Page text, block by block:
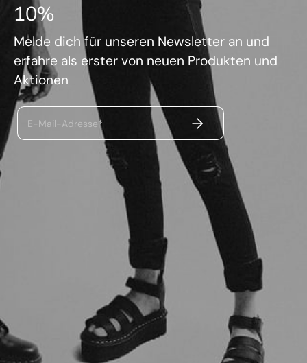
10%
Melde dich für unseren Newsletter an und
erfahre als erster von neuen Produkten und
Aktionen
E-Mail-Adresse* ABSENDEN